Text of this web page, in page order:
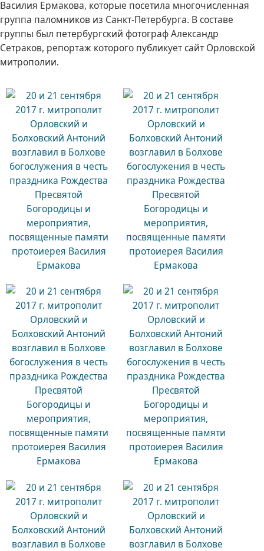
Василия Ермакова, которые посетила многочисленная
группа паломников из Санкт-Петербурга. В составе
группы был петербургский фотограф Александр
Сетраков, репортаж которого публикует сайт Орловской
митрополии.